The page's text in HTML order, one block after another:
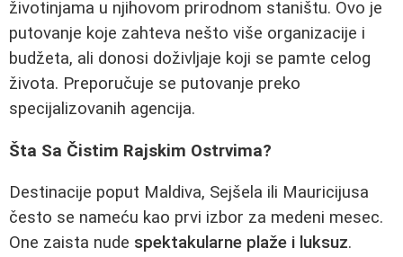
životinjama u njihovom prirodnom staništu. Ovo je
putovanje koje zahteva nešto više organizacije i
budžeta, ali donosi doživljaje koji se pamte celog
života. Preporučuje se putovanje preko
specijalizovanih agencija.
Šta Sa Čistim Rajskim Ostrvima?
Destinacije poput Maldiva, Sejšela ili Mauricijusa
često se nameću kao prvi izbor za medeni mesec.
One zaista nude spektakularne plaže i luksuz.